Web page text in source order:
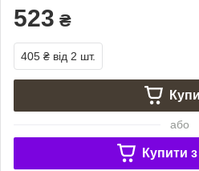
523 ₴
405 ₴ від 2 шт.
або
Купити з